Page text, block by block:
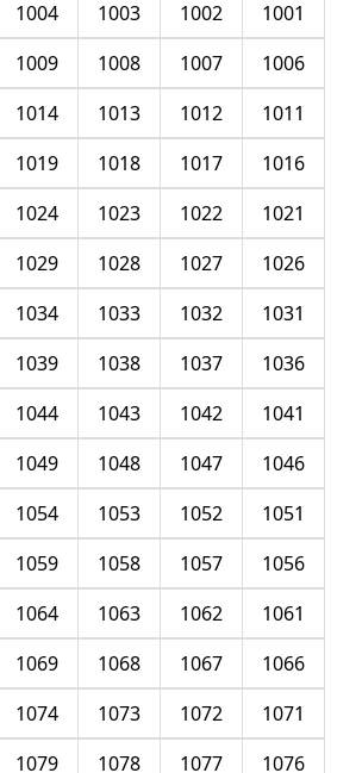
1001
1002
1003
1004
1006
1007
1008
1009
1011
1012
1013
1014
1016
1017
1018
1019
1021
1022
1023
1024
1026
1027
1028
1029
1031
1032
1033
1034
1036
1037
1038
1039
1041
1042
1043
1044
1046
1047
1048
1049
1051
1052
1053
1054
1056
1057
1058
1059
1061
1062
1063
1064
1066
1067
1068
1069
1071
1072
1073
1074
1076
1077
1078
1079